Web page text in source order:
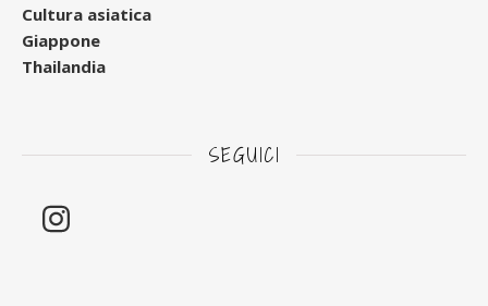
Cultura asiatica
Giappone
Thailandia
SEGUICI